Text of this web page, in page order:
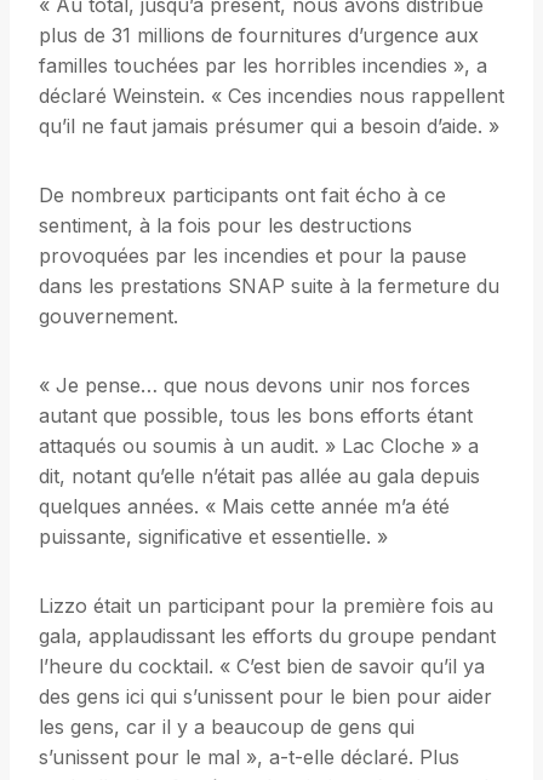
« Au total, jusqu’à présent, nous avons distribué
plus de 31 millions de fournitures d’urgence aux
familles touchées par les horribles incendies », a
déclaré Weinstein. « Ces incendies nous rappellent
qu’il ne faut jamais présumer qui a besoin d’aide. »
De nombreux participants ont fait écho à ce
sentiment, à la fois pour les destructions
provoquées par les incendies et pour la pause
dans les prestations SNAP suite à la fermeture du
gouvernement.
« Je pense… que nous devons unir nos forces
autant que possible, tous les bons efforts étant
attaqués ou soumis à un audit. » Lac Cloche » a
dit, notant qu’elle n’était pas allée au gala depuis
quelques années. « Mais cette année m’a été
puissante, significative et essentielle. »
Lizzo était un participant pour la première fois au
gala, applaudissant les efforts du groupe pendant
l’heure du cocktail. « C’est bien de savoir qu’il ya
des gens ici qui s’unissent pour le bien pour aider
les gens, car il y a beaucoup de gens qui
s’unissent pour le mal », a-t-elle déclaré. Plus